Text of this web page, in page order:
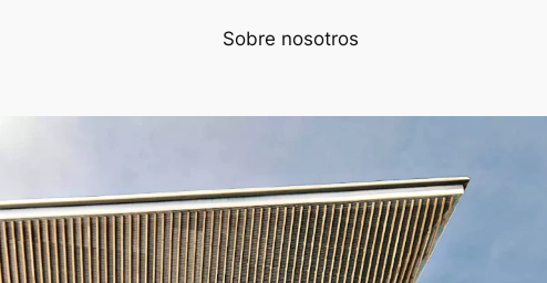
Sobre nosotros